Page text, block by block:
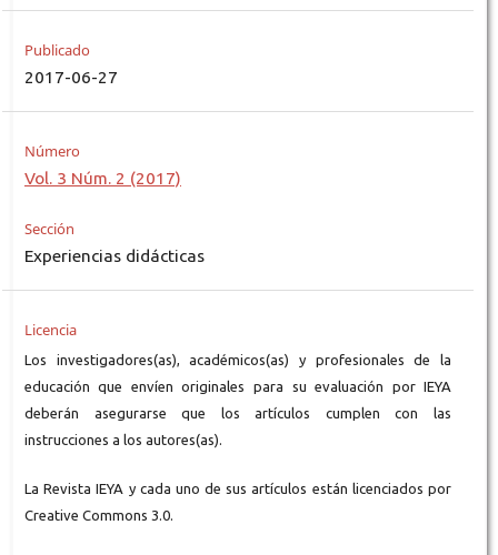
Publicado
2017-06-27
Número
Vol. 3 Núm. 2 (2017)
Sección
Experiencias didácticas
Licencia
Los investigadores(as), académicos(as) y profesionales de la
educación que envíen originales para su evaluación por IEYA
deberán asegurarse que los artículos cumplen con las
instrucciones a los autores(as).
La Revista IEYA y cada uno de sus artículos están licenciados por
Creative Commons 3.0.